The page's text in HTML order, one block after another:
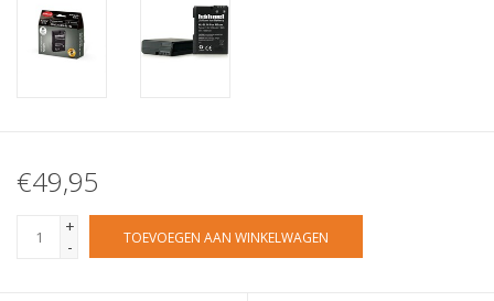
€49,95
+
-
TOEVOEGEN AAN WINKELWAGEN